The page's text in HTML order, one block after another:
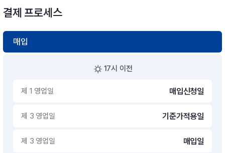
결제 프로세스
매입
17시 이전
제 1 영업일 매입신청일
제 3 영업일 기준가적용일
제 3 영업일 매입일